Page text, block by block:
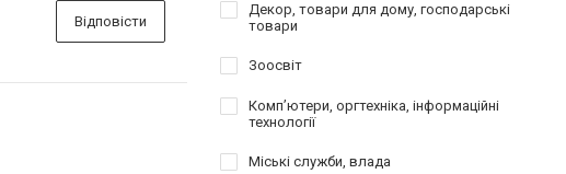
Відповісти
Декор, товари для дому, господарські
товари
Зоосвіт
Комп’ютери, оргтехніка, інформаційні
технології
Міські служби, влада